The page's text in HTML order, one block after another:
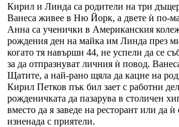
Кирил и Линда са родители на три
Ванеса живее в Ню Йорк, а двете ѝ по-
Анна са ученички в Американския
рождения ден на майка им Линда през
когато тя навърши 44, не успели да се
за да отпразнуват личния ѝ повод.
Щатите, а най-рано щяла да кацне на
Кирил Петков пък бил зает с работни
рожденичката да пазарува в столичен
вместо да я заведе на ресторант или да
изненада с приятели.